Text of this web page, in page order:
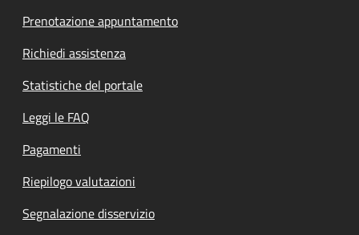
Prenotazione appuntamento
Richiedi assistenza
Statistiche del portale
Leggi le FAQ
Pagamenti
Riepilogo valutazioni
Segnalazione disservizio